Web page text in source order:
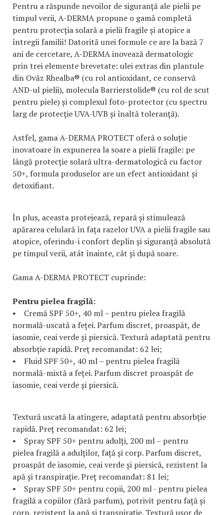
Pentru a răspunde nevoilor de siguranță ale pielii pe
timpul verii, A-DERMA propune o gamă completă
pentru protecția solară a pielii fragile și atopice a
întregii familii! Datorită unei formule ce are la bază 7
ani de cercetare, A-DERMA inovează dermatologic
prin trei elemente brevetate: ulei extras din plantule
din Ovăz Rhealba® (cu rol antioxidant, ce conservă
AND-ul pielii), molecula Barrierstolide® (cu rol de scut
pentru piele) și complexul foto-protector (cu spectru
larg de protecție UVA-UVB și înaltă toleranță).
Astfel, gama A-DERMA PROTECT oferă o soluție
inovatoare în expunerea la soare a pielii fragile: pe
lângă protecție solară ultra-dermatologică cu factor
50+, formula produselor are un efect antioxidant și
detoxifiant.
În plus, aceasta protejează, repară și stimulează
apărarea celulară în fața razelor UVA a pielii fragile sau
atopice, oferindu-i confort deplin și siguranță absolută
pe timpul verii, atât înainte, cât și după soare.
Gama A-DERMA PROTECT cuprinde:
Pentru pielea fragilă:
• Cremă SPF 50+, 40 ml – pentru pielea fragilă
normală-uscată a feței. Parfum discret, proaspăt, de
iasomie, ceai verde și piersică. Textură adaptată pentru
absorbție rapidă. Preț recomandat: 62 lei;
• Fluid SPF 50+, 40 ml – pentru pielea fragilă
normală-mixtă a feței. Parfum discret proaspăt de
iasomie, ceai verde și piersică.
Textură uscată la atingere, adaptată pentru absorbție
rapidă. Preț recomandat: 62 lei;
• Spray SPF 50+ pentru adulți, 200 ml – pentru
pielea fragilă a adulților, față și corp. Parfum discret,
proaspăt de iasomie, ceai verde și piersică, rezistent la
apă și transpirație. Preț recomandat: 81 lei;
• Spray SPF 50+ pentru copii, 200 ml - pentru pielea
fragilă a copiilor (fără parfum), potrivit pentru față și
corp, rezistent la apă și transpirație. Textură ușor de